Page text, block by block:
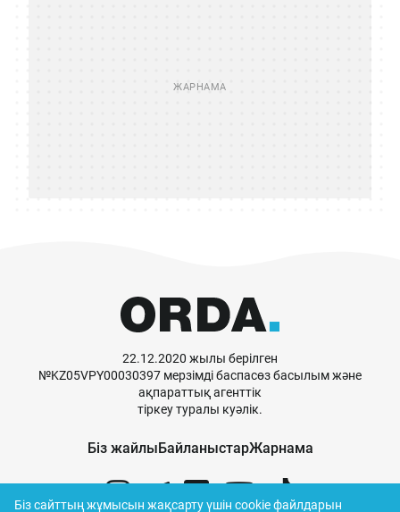
22.12.2020 жылы берілген
№KZ05VPY00030397 мерзімді баспасөз басылым және
ақпараттық агенттік
тіркеу туралы куәлік.
Біз жайлыБайланыстарЖарнама
Біз сайттың жұмысын жақсарту үшін cookie файлдарын